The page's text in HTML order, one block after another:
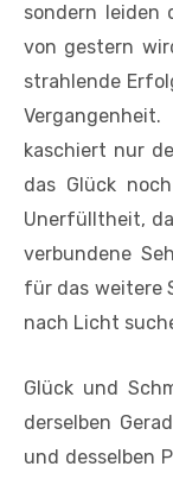
sondern leiden
von gestern
strahlende
kaschiert nur
das Glück
Unerfülltheit,
verbundene
für das weitere
nach Licht
Glück und
derselben
und desselben